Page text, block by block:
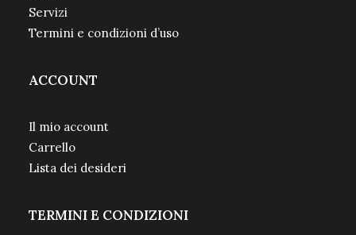
Servizi
Termini e condizioni d’uso
ACCOUNT
Il mio account
Carrello
Lista dei desideri
TERMINI E CONDIZIONI